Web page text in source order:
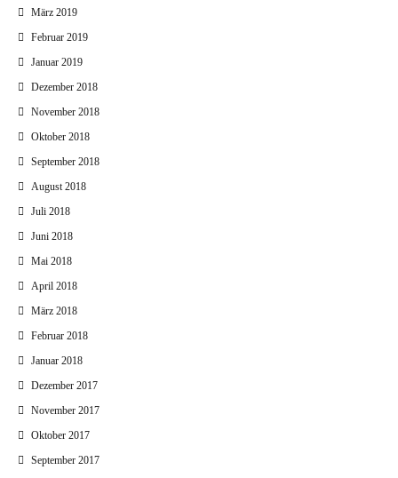
März 2019
Februar 2019
Januar 2019
Dezember 2018
November 2018
Oktober 2018
September 2018
August 2018
Juli 2018
Juni 2018
Mai 2018
April 2018
März 2018
Februar 2018
Januar 2018
Dezember 2017
November 2017
Oktober 2017
September 2017